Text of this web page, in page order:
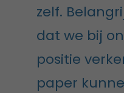
zelf.
dat we bij
positie
paper